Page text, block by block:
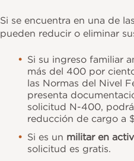
Si se encuentra en una de
pueden reducir o eliminar
Si su ingreso familiar
más del 400 por
las Normas del Nivel
presenta
solicitud N-400,
reducción de cargo a
Si es un militar en
solicitud es gratis.